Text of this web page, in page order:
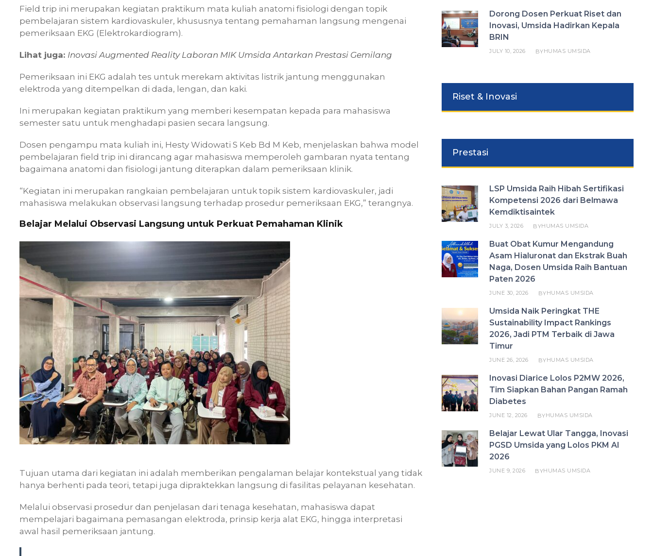
Field trip ini merupakan kegiatan praktikum mata kuliah anatomi fisiologi dengan topik
pembelajaran sistem kardiovaskuler, khususnya tentang pemahaman langsung mengenai
pemeriksaan EKG (Elektrokardiogram).
Lihat juga: Inovasi Augmented Reality Laboran MIK Umsida Antarkan Prestasi Gemilang
Pemeriksaan ini EKG adalah tes untuk merekam aktivitas listrik jantung menggunakan
elektroda yang ditempelkan di dada, lengan, dan kaki.
Ini merupakan kegiatan praktikum yang memberi kesempatan kepada para mahasiswa
semester satu untuk menghadapi pasien secara langsung.
Dosen pengampu mata kuliah ini, Hesty Widowati S Keb Bd M Keb, menjelaskan bahwa model
pembelajaran field trip ini dirancang agar mahasiswa memperoleh gambaran nyata tentang
bagaimana anatomi dan fisiologi jantung diterapkan dalam pemeriksaan klinik.
“Kegiatan ini merupakan rangkaian pembelajaran untuk topik sistem kardiovaskuler, jadi
mahasiswa melakukan observasi langsung terhadap prosedur pemeriksaan EKG,” terangnya.
Belajar Melalui Observasi Langsung untuk Perkuat Pemahaman Klinik
Tujuan utama dari kegiatan ini adalah memberikan pengalaman belajar kontekstual yang tidak
hanya berhenti pada teori, tetapi juga dipraktekkan langsung di fasilitas pelayanan kesehatan.
Melalui observasi prosedur dan penjelasan dari tenaga kesehatan, mahasiswa dapat
mempelajari bagaimana pemasangan elektroda, prinsip kerja alat EKG, hingga interpretasi
awal hasil pemeriksaan jantung.
Dorong Dosen Perkuat Riset dan
Inovasi, Umsida Hadirkan Kepala
BRIN
JULY 10, 2026 BYHUMAS UMSIDA
Riset & Inovasi
Prestasi
LSP Umsida Raih Hibah Sertifikasi
Kompetensi 2026 dari Belmawa
Kemdiktisaintek
JULY 3, 2026 BYHUMAS UMSIDA
Buat Obat Kumur Mengandung
Asam Hialuronat dan Ekstrak Buah
Naga, Dosen Umsida Raih Bantuan
Paten 2026
JUNE 30, 2026 BYHUMAS UMSIDA
Umsida Naik Peringkat THE
Sustainability Impact Rankings
2026, Jadi PTM Terbaik di Jawa
Timur
JUNE 26, 2026 BYHUMAS UMSIDA
Inovasi Diarice Lolos P2MW 2026,
Tim Siapkan Bahan Pangan Ramah
Diabetes
JUNE 12, 2026 BYHUMAS UMSIDA
Belajar Lewat Ular Tangga, Inovasi
PGSD Umsida yang Lolos PKM AI
2026
JUNE 9, 2026 BYHUMAS UMSIDA